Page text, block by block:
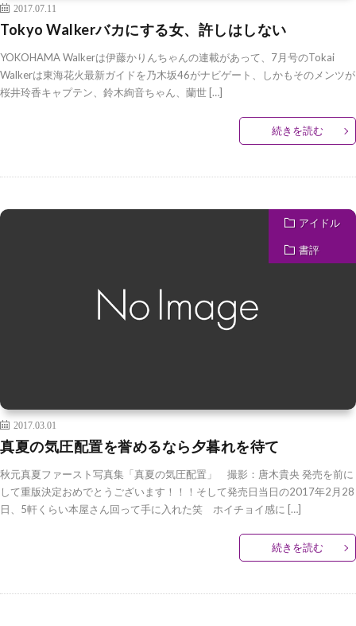
2017.07.11
Tokyo Walkerバカにする女、許しはしない
YOKOHAMA Walkerは伊藤かりんちゃんの連載があって、7月号のTokai
Walkerは東海花火最新ガイドを乃木坂46がナビゲート、しかもそのメンツが
桜井玲香キャプテン、鈴木絢音ちゃん、蘭世 […]
続きを読む
アイドル
書評
2017.03.01
真夏の気圧配置を誉めるなら夕暮れを待て
秋元真夏ファースト写真集「真夏の気圧配置」 撮影：唐木貴央 発売を前に
して重版決定おめでとうございます！！！そして発売日当日の2017年2月28
日、5軒くらい本屋さん回って手に入れた笑 ホイチョイ感に […]
続きを読む